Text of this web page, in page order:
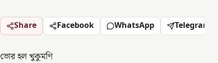
Share Facebook WhatsApp Telegram
ভোর হল খুকুমণি